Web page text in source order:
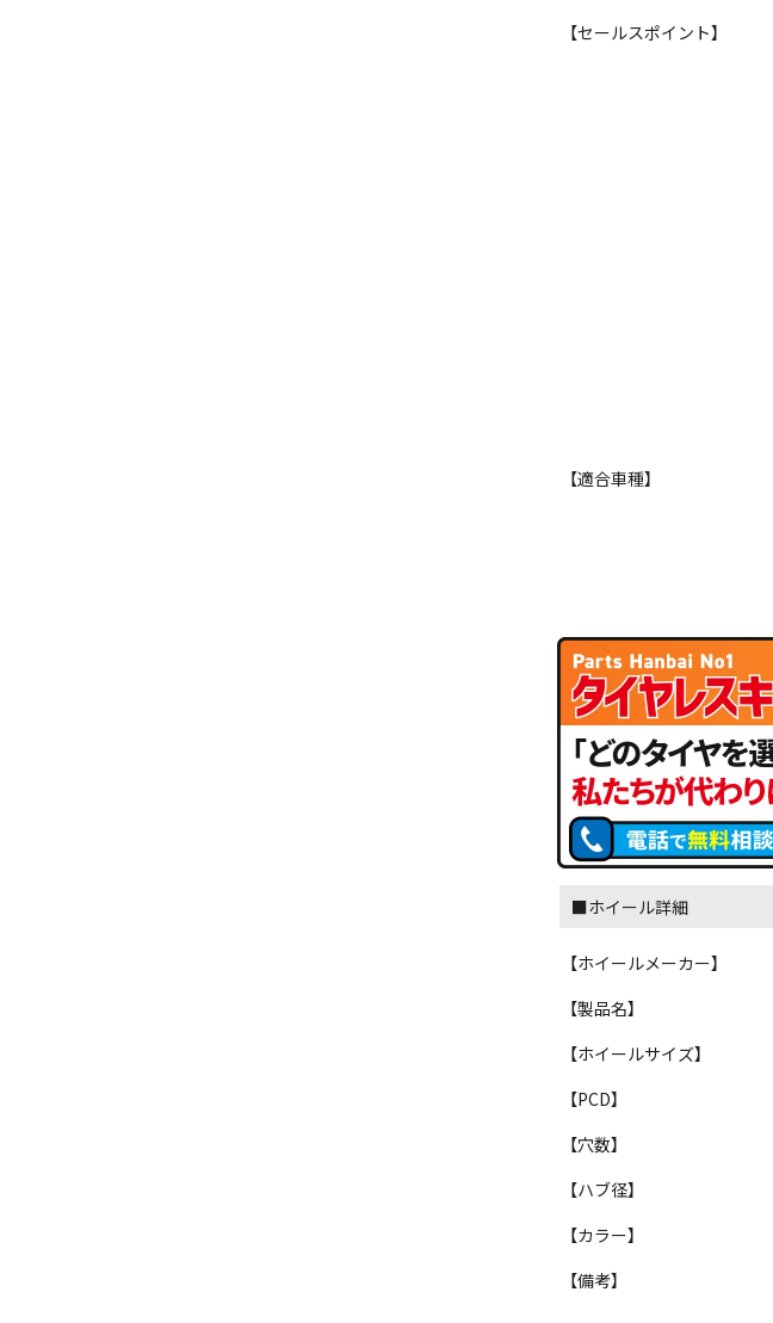
【セールスポイント】
【適合車種】
■ホイール詳細
【ホイールメーカー】
【製品名】
【ホイールサイズ】
【PCD】
【穴数】
【ハブ径】
【カラー】
【備考】